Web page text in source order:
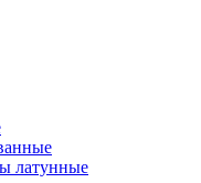
латунные